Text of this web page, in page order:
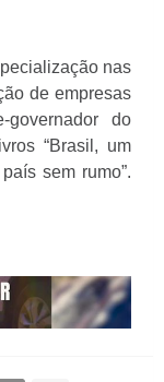
nas
de empresas
do
“Brasil, um
sem rumo”.